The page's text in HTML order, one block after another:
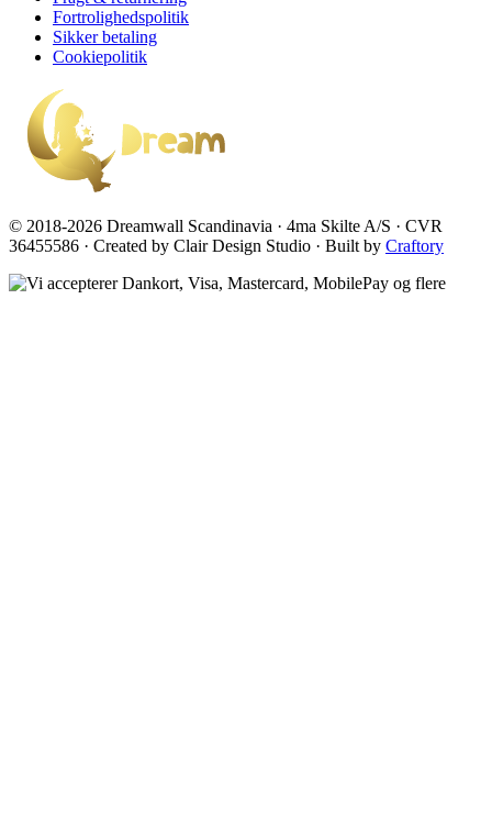
Fortrolighedspolitik
Sikker betaling
Cookiepolitik
© 2018-2026 Dreamwall Scandinavia · 4ma Skilte A/S · CVR
36455586 · Created by Clair Design Studio · Built by Craftory